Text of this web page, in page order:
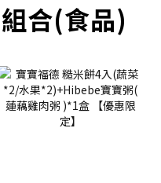
合(食品)